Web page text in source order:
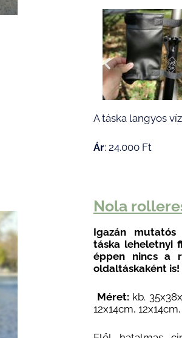
A táska langyos
Ár: 24.000 Ft
Nola
Igazán mutatós
táska leheletnyi
éppen nincs a
oldaltáskaként is!
Méret: kb.
12x14cm,